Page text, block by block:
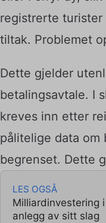
registrerte
tiltak. Problemet
Dette gjelder
betalingsavtale. I
kreves inn etter
pålitelige data om
begrenset. Dette
LES OGSÅ
Milliardinvestering
anlegg av sitt slag